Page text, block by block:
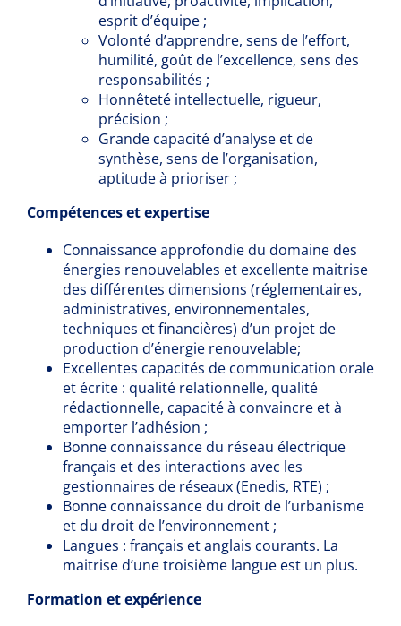
esprit d’équipe ;
Volonté d’apprendre, sens de l’effort,
humilité, goût de l’excellence, sens des
responsabilités ;
Honnêteté intellectuelle, rigueur,
précision ;
Grande capacité d’analyse et de
synthèse, sens de l’organisation,
aptitude à prioriser ;
Compétences et expertise
Connaissance approfondie du domaine des
énergies renouvelables et excellente maitrise
des différentes dimensions (réglementaires,
administratives, environnementales,
techniques et financières) d’un projet de
production d’énergie renouvelable;
Excellentes capacités de communication orale
et écrite : qualité relationnelle, qualité
rédactionnelle, capacité à convaincre et à
emporter l’adhésion ;
Bonne connaissance du réseau électrique
français et des interactions avec les
gestionnaires de réseaux (Enedis, RTE) ;
Bonne connaissance du droit de l’urbanisme
et du droit de l’environnement ;
Langues : français et anglais courants. La
maitrise d’une troisième langue est un plus.
Formation et expérience